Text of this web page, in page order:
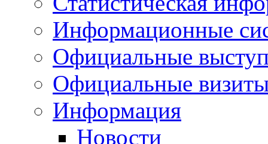
Информационные
Официальные
Официальные
Информация
Новости